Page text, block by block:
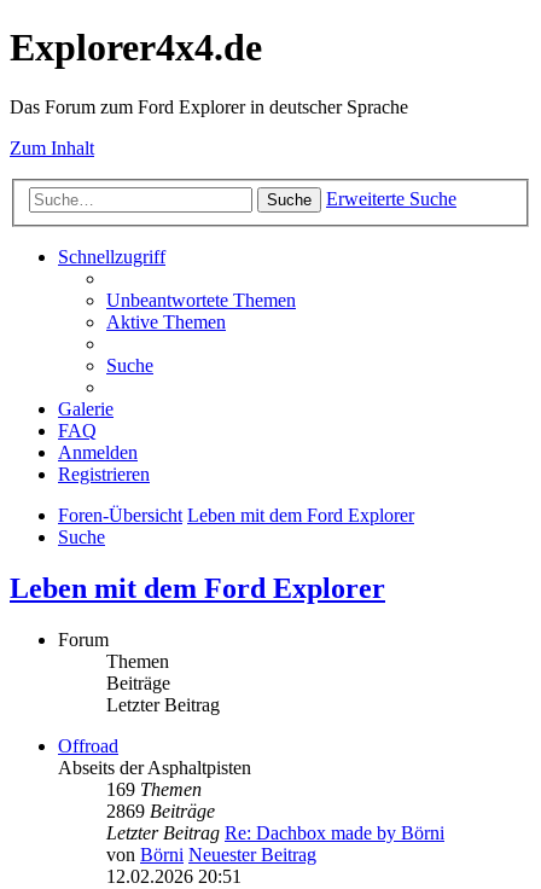
Explorer4x4.de
Das Forum zum Ford Explorer in deutscher Sprache
Zum Inhalt
Suche Erweiterte Suche
Schnellzugriff
Unbeantwortete Themen
Aktive Themen
Suche
Galerie
FAQ
Anmelden
Registrieren
Foren-Übersicht Leben mit dem Ford Explorer
Suche
Leben mit dem Ford Explorer
Forum
Themen
Beiträge
Letzter Beitrag
Offroad
Abseits der Asphaltpisten
169 Themen
2869 Beiträge
Letzter Beitrag Re: Dachbox made by Börni
von Börni Neuester Beitrag
12.02.2026 20:51